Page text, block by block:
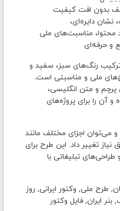
بدون افت کیفیت
نشان دایره‌ای،
محتوا، مناسبت‌های ملی
و حرفه‌ای
ترکیب رنگ‌های سبز، سفید و
ملی و مناسبتی است.
پرچم و متن انگلیسی،
آن را برای پروژه‌های
می‌توان اجزای مختلف مانند
نیاز تغییر داد. این طرح برای
تبلیغاتی با
طرح ملی, وکتور ایرانی, روز
ایران, فایل وکتور